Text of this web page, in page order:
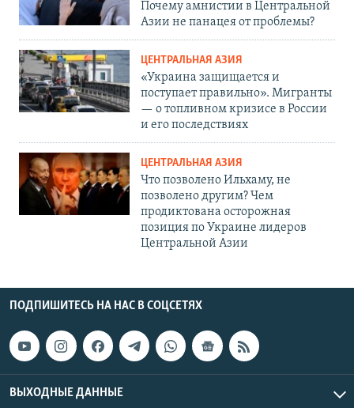
Почему амнистии в Центральной
Азии не панацея от проблемы?
ЦЕНТРАЛЬНАЯ АЗИЯ
«Украина защищается и
поступает правильно». Мигранты
— о топливном кризисе в России
и его последствиях
ЦЕНТРАЛЬНАЯ АЗИЯ
Что позволено Ильхаму, не
позволено другим? Чем
продиктована осторожная
позиция по Украине лидеров
Центральной Азии
ПОДПИШИТЕСЬ НА НАС В СОЦСЕТЯХ
ВЫХОДНЫЕ ДАННЫЕ